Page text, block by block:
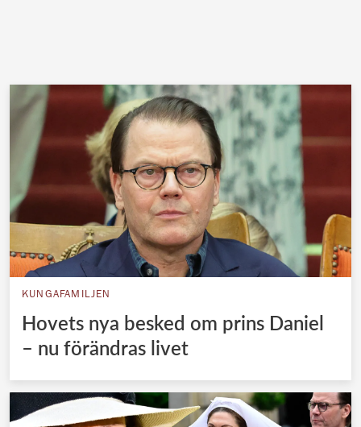
KUNGAFAMILJEN
Hovets nya besked om prins Daniel
– nu förändras livet